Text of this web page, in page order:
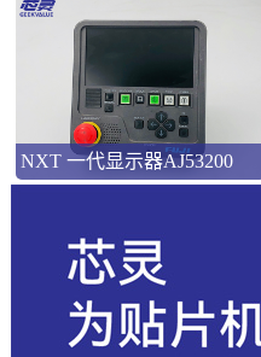
NXT 一代显示器AJ53200